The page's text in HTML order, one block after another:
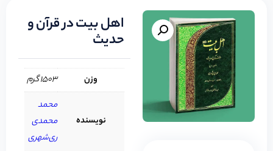
اهل بیت در قرآن و
حدیث
وزن 1503 گرم
نویسنده
محمد
محمدی‌
ری‌شهری